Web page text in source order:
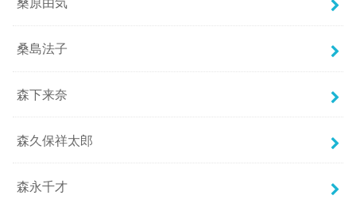
桑島法子
森下来奈
森久保祥太郎
森永千才